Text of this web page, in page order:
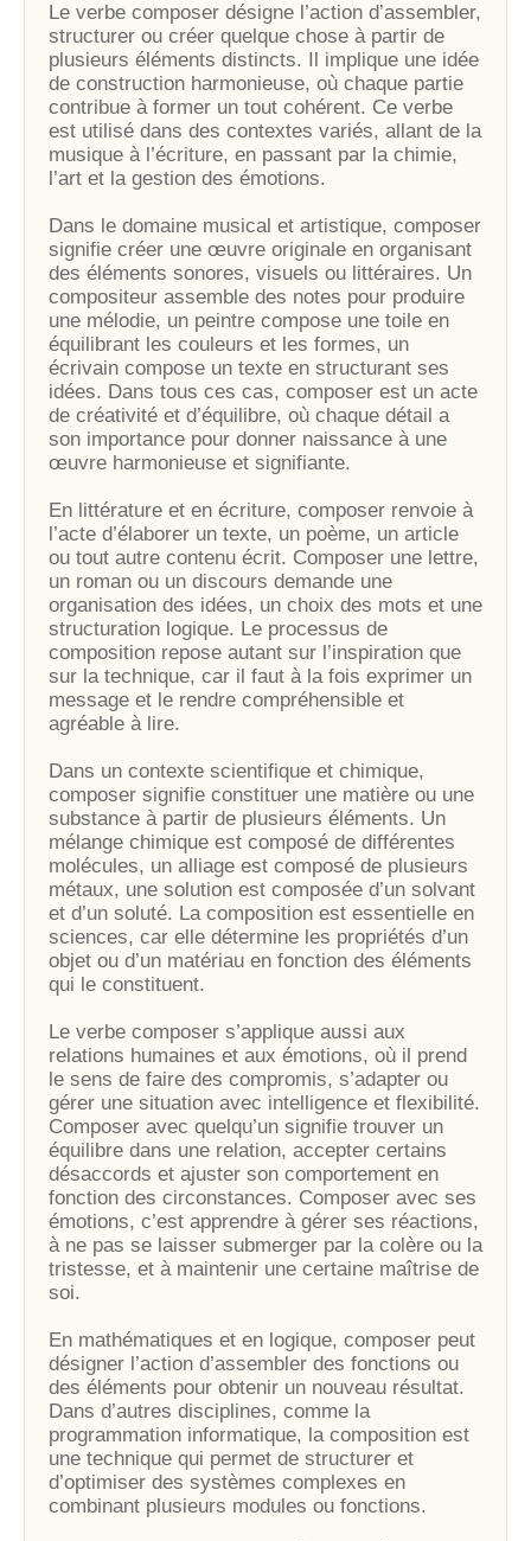
Le verbe composer désigne l’action d’assembler,
structurer ou créer quelque chose à partir de
plusieurs éléments distincts. Il implique une idée
de construction harmonieuse, où chaque partie
contribue à former un tout cohérent. Ce verbe
est utilisé dans des contextes variés, allant de la
musique à l’écriture, en passant par la chimie,
l’art et la gestion des émotions.
Dans le domaine musical et artistique, composer
signifie créer une œuvre originale en organisant
des éléments sonores, visuels ou littéraires. Un
compositeur assemble des notes pour produire
une mélodie, un peintre compose une toile en
équilibrant les couleurs et les formes, un
écrivain compose un texte en structurant ses
idées. Dans tous ces cas, composer est un acte
de créativité et d’équilibre, où chaque détail a
son importance pour donner naissance à une
œuvre harmonieuse et signifiante.
En littérature et en écriture, composer renvoie à
l’acte d’élaborer un texte, un poème, un article
ou tout autre contenu écrit. Composer une lettre,
un roman ou un discours demande une
organisation des idées, un choix des mots et une
structuration logique. Le processus de
composition repose autant sur l’inspiration que
sur la technique, car il faut à la fois exprimer un
message et le rendre compréhensible et
agréable à lire.
Dans un contexte scientifique et chimique,
composer signifie constituer une matière ou une
substance à partir de plusieurs éléments. Un
mélange chimique est composé de différentes
molécules, un alliage est composé de plusieurs
métaux, une solution est composée d’un solvant
et d’un soluté. La composition est essentielle en
sciences, car elle détermine les propriétés d’un
objet ou d’un matériau en fonction des éléments
qui le constituent.
Le verbe composer s’applique aussi aux
relations humaines et aux émotions, où il prend
le sens de faire des compromis, s’adapter ou
gérer une situation avec intelligence et flexibilité.
Composer avec quelqu’un signifie trouver un
équilibre dans une relation, accepter certains
désaccords et ajuster son comportement en
fonction des circonstances. Composer avec ses
émotions, c’est apprendre à gérer ses réactions,
à ne pas se laisser submerger par la colère ou la
tristesse, et à maintenir une certaine maîtrise de
soi.
En mathématiques et en logique, composer peut
désigner l’action d’assembler des fonctions ou
des éléments pour obtenir un nouveau résultat.
Dans d’autres disciplines, comme la
programmation informatique, la composition est
une technique qui permet de structurer et
d’optimiser des systèmes complexes en
combinant plusieurs modules ou fonctions.